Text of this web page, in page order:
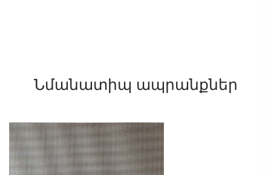
Նմանատիպ ապրանքներ